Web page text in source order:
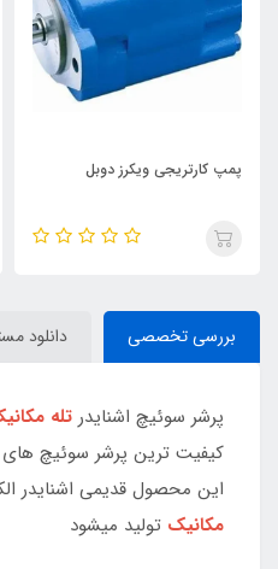
پمپ کارتریجی ویکرز دوبل
بررسی تخصصی دانلود
پرشر سوئیچ اشنایدر تله
کیفیت ترین پرشر سوئیچ های
این محصول قدیمی اشنایدر
مکانیک تولید میشود